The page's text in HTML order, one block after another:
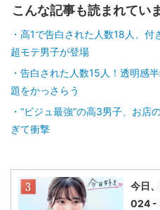
こんな記事も読まれてい
高1で告白された人数18人、付
超モテ男子が登場
告白された人数15人！透明感
題をかっさらう
“ビジュ最強”の高3男子、お店
ぎて衝撃
今日
024 -